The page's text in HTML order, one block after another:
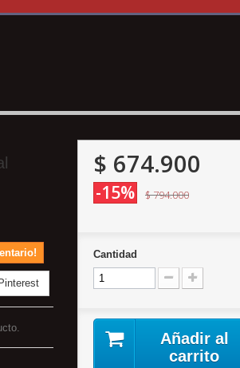
Pinterest
$ 674.900
-15% $ 794.000
Cantidad
Añadir al
carrito